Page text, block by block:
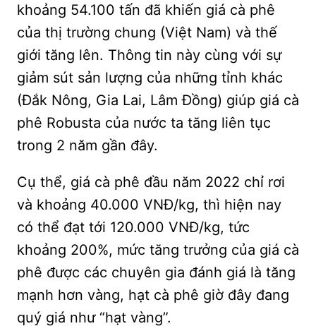
khoảng 54.100 tấn đã khiến giá cà phê
của thị trường chung (Việt Nam) và thế
giới tăng lên. Thông tin này cùng với sự
giảm sút sản lượng của những tỉnh khác
(Đắk Nông, Gia Lai, Lâm Đồng) giúp giá cà
phê Robusta của nước ta tăng liên tục
trong 2 năm gần đây.
Cụ thể, giá cà phê đầu năm 2022 chỉ rơi
và khoảng 40.000 VNĐ/kg, thì hiện nay
có thể đạt tới 120.000 VNĐ/kg, tức
khoảng 200%, mức tăng trưởng của giá cà
phê được các chuyên gia đánh giá là tăng
mạnh hơn vàng, hạt cà phê giờ đây đang
quý giá như “hạt vàng”.